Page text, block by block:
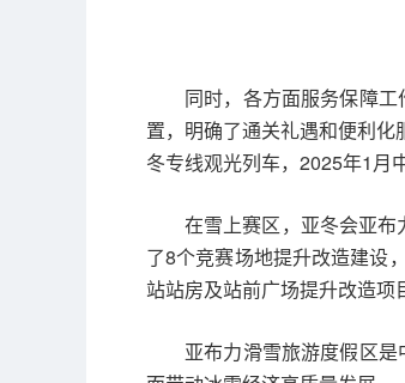
同时，各方面服务保障
置，明确了通关礼遇和便利
冬专线观光列车，2025年1月
在雪上赛区，亚冬会亚
了8个竞赛场地提升改造建设
站站房及站前广场提升改造项
亚布力滑雪旅游度假区